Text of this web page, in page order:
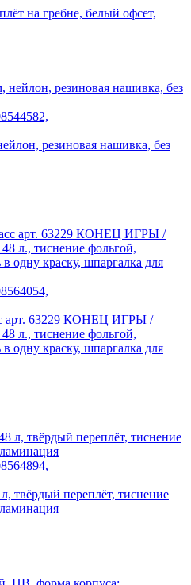
на гребне, белый офсет,
резиновая нашивка, без
арт. 63229 КОНЕЦ ИГРЫ /
л., тиснение фольгой,
одну краску, шпаргалка для
твёрдый переплёт, тиснение